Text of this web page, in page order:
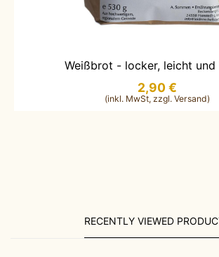
IN DEN WARENKORB
Weißbrot - locker, leicht
2,90 €
RECENTLY VIEWED